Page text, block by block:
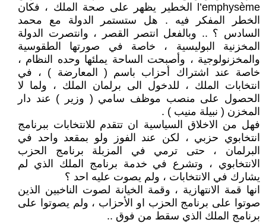
l’emphysème الخطير يظهر على صحة الملك ، فكان
الخطر المفكر فيه . هل ستستمر الدولة مع محمد
السادس ؟ .. وبالفعل انتصر القصر ، وانتصرت الدولة
المخزنية البوليسية ، خاصة في صورتها الطقوسية
والمخزنولوجية ، وأصبحت الساحة يملئها وحده النظام ،
خاصة عند اشتراك أحزاب باسم ( المعارضة ) ، في
انتخابات الملك ، للدخول الى برلمان الملك ، ولما لا
الحصول على منصب موظف سامي ( وزير ) عند دار
المخزن ( نبيلة منيب ) .
فهل من الاخلاق السياسية ان تتقدم للانتخابات ببرنامج
انتخابوي حزبي ، لكن عند الفوز ولو بمقعد واحد في
البرلمان ، حتى ترمي في المزبلة برنامج الحزب
الانتخابوي ، وتشرع في خدمة برنامج الملك الذي لم
يشارك في الانتخابات ، ولم يصوت عليه احد ؟
انها قمة الانتهازية ، وقمة الخيانة لصوت الناخبين الذين
صوتوا على برنامج الحزب او الأحزاب ، ولم يصوتوا على
برنامج الملك الذي سقط من فوق ..